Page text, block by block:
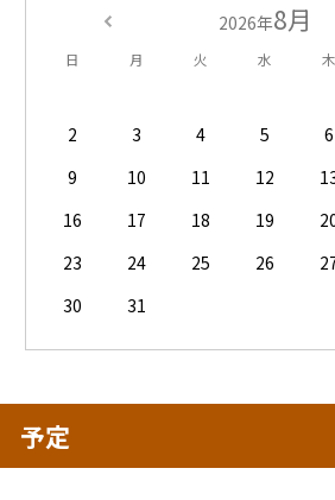
2026年8月
日 月 火 水 木
2
3 4 5 6
9
10 11 12
16
17 18 19
23
24 25 26
30
31
予定